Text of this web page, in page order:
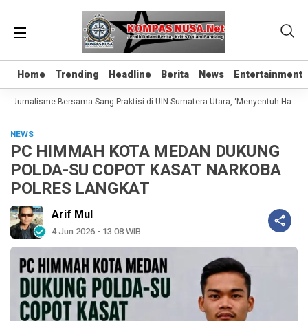
Home Trending Headline Berita News Entertainment
Home Trending Headline Berita News Entertainment
Jurnalisme Bersama Sang Praktisi di UIN Sumatera Utara, ‘Menyentuh Hati
NEWS
PC HIMMAH KOTA MEDAN DUKUNG
POLDA-SU COPOT KASAT NARKOBA
POLRES LANGKAT
Arif Mul
4 Jun 2026 - 13:08 WIB